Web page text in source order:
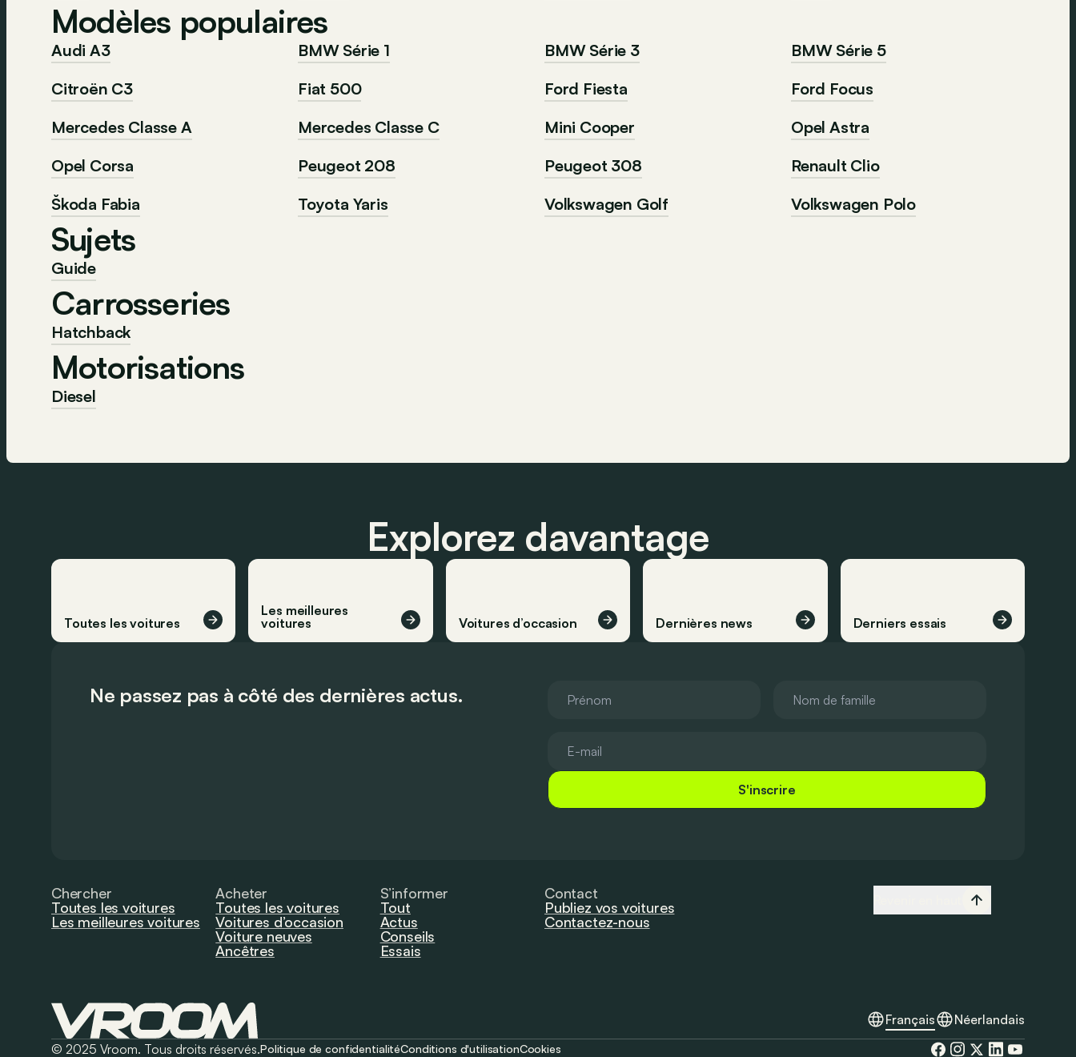
Modèles populaires
Audi A3 BMW Série 1 BMW Série 3
BMW Série 5
Citroën C3
Fiat 500 Ford Fiesta
Ford Focus
Mercedes Classe A
Mercedes Classe C Mini Cooper
Opel Astra
Opel Corsa
Peugeot 208 Peugeot 308
Renault Clio
Škoda Fabia
Toyota Yaris Volkswagen Golf Volkswagen Polo
Sujets
Guide
Carrosseries
Hatchback
Motorisations
Diesel
Explorez davantage
Toutes les voitures
Les meilleures
voitures
Voitures d’occasion Dernières news Derniers essais
Ne passez pas à côté des dernières actus.
S'inscrire
Chercher
Toutes les voitures
Les meilleures voitures
Acheter
Toutes les voitures
Voitures d’occasion
Voiture neuves
Ancêtres
S’informer
Tout
Actus
Conseils
Essais
Contact
Publiez vos voitures
Contactez-nous
Français
Néerlandais
© 2025 Vroom. Tous droits réservés.Politique de confidentialitéConditions d'utilisationCookies